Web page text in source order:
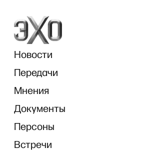
Новости
Передачи
Мнения
Документы
Персоны
Встречи